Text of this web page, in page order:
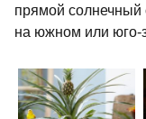
прямой солнечный
на южном или юго-